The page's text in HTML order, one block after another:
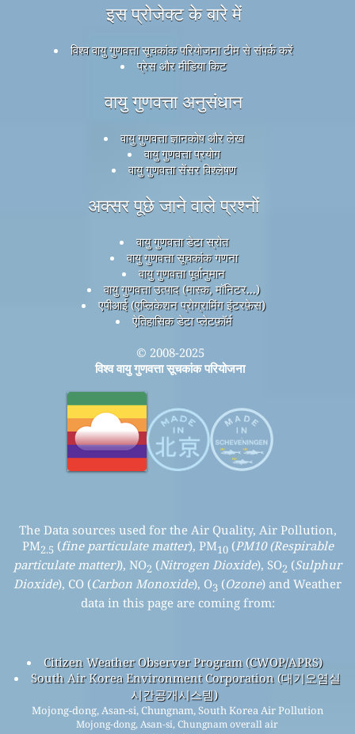
इस प्रोजेक्ट के बारे में
विश्व वायु गुणवत्ता सूचकांक परियोजना टीम से संपर्क करें
प्रेस और मीडिया किट
वायु गुणवत्ता अनुसंधान
वायु गुणवत्ता ज्ञानकोष और लेख
वायु गुणवत्ता प्रयोग
वायु गुणवत्ता सेंसर विश्लेषण
अक्सर पूछे जाने वाले प्रश्नों
वायु गुणवत्ता डेटा स्रोत
वायु गुणवत्ता सूचकांक गणना
वायु गुणवत्ता पूर्वानुमान
वायु गुणवत्ता उत्पाद (मास्क, मॉनिटर...)
एपीआई (एप्लिकेशन प्रोग्रामिंग इंटरफ़ेस)
ऐतिहासिक डेटा प्लेटफ़ॉर्म
© 2008-2025
विश्व वायु गुणवत्ता सूचकांक परियोजना
The Data sources used for the Air Quality, Air Pollution,
PM2.5 (fine particulate matter), PM10(PM10 (Respirable
particulate matter)), NO2 (Nitrogen Dioxide), SO2 (Sulphur
Dioxide), CO (Carbon Monoxide), O3 (Ozone) and Weather
data in this page are coming from:
Citizen Weather Observer Program (CWOP/APRS)
South Air Korea Environment Corporation (대기오염실
시간공개시스템)
Mojong-dong, Asan-si, Chungnam, South Korea Air Pollution
Mojong-dong, Asan-si, Chungnam overall air